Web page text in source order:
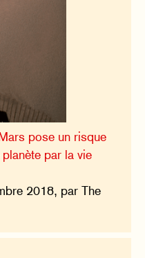
pose un risque
par la vie
2018, par The